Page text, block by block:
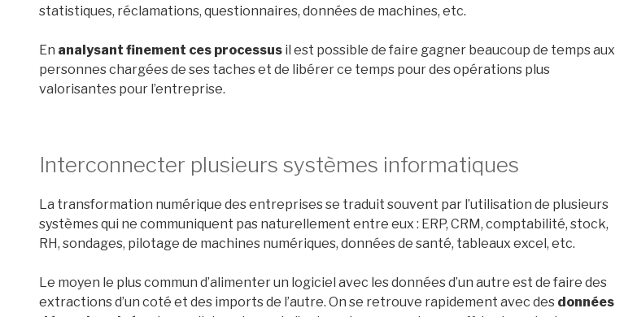
statistiques, réclamations, questionnaires, données de machines, etc.
En analysant finement ces processus il est possible de faire gagner beaucoup de temps aux
personnes chargées de ses taches et de libérer ce temps pour des opérations plus
valorisantes pour l’entreprise.
Interconnecter plusieurs systèmes informatiques
La transformation numérique des entreprises se traduit souvent par l’utilisation de plusieurs
systèmes qui ne communiquent pas naturellement entre eux : ERP, CRM, comptabilité, stock,
RH, sondages, pilotage de machines numériques, données de santé, tableaux excel, etc.
Le moyen le plus commun d’alimenter un logiciel avec les données d’un autre est de faire des
extractions d’un coté et des imports de l’autre. On se retrouve rapidement avec des données